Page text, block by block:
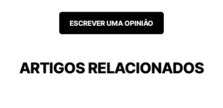
ESCREVER UMA OPINIÃO
ARTIGOS RELACIONADOS